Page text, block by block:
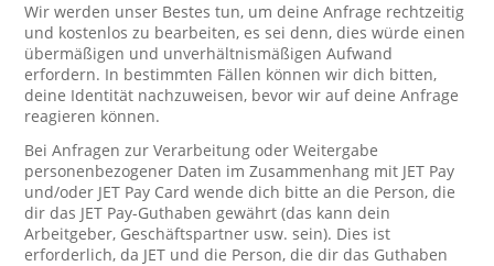
Wir werden unser Bestes tun, um deine Anfrage rechtzeitig
und kostenlos zu bearbeiten, es sei denn, dies würde einen
übermäßigen und unverhältnismäßigen Aufwand
erfordern. In bestimmten Fällen können wir dich bitten,
deine Identität nachzuweisen, bevor wir auf deine Anfrage
reagieren können.
Bei Anfragen zur Verarbeitung oder Weitergabe
personenbezogener Daten im Zusammenhang mit JET Pay
und/oder JET Pay Card wende dich bitte an die Person, die
dir das JET Pay-Guthaben gewährt (das kann dein
Arbeitgeber, Geschäftspartner usw. sein). Dies ist
erforderlich, da JET und die Person, die dir das Guthaben